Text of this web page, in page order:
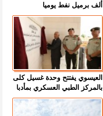
ألف برميل نفط يوميا
العيسوي يفتتح وحدة غسيل كلى
بالمركز الطبي العسكري بمأدبا